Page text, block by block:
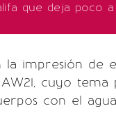
que deja poco
la impresión de
cuyo tema
con el